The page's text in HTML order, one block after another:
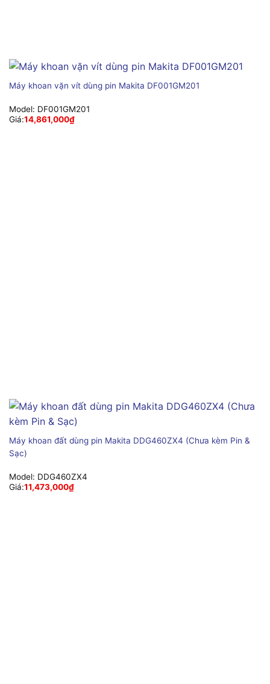
Máy khoan vặn vít dùng pin Makita DF001GM201
Model: DF001GM201
Giá:14,861,000₫
Máy khoan đất dùng pin Makita DDG460ZX4 (Chưa kèm Pin &
Sạc)
Model: DDG460ZX4
Giá:11,473,000₫